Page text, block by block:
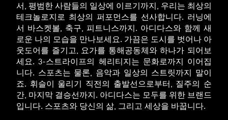
서, 평범한 사람들의 일상에 이르기까지, 우리는 최상의
테크놀로지로 최상의 퍼포먼스를 선사합니다. 러닝에
서 바스켓볼, 축구, 피트니스까지. 아디다스와 함께 새
로운 나의 모습을 만나보세요. 가끔은 도시를 벗어나 아
웃도어를 즐기고, 요가를 통해공동체와 하나가 되어보
세요. 3-스트라이프의 헤리티지는 문화로까지 이어집
니다. 스포츠는 물론, 음악과 일상의 스트릿까지 말이
죠. 휘슬이 울리기 직전의 출발선으로부터, 질주의 순
간, 마지막 결승선까지. 아디다스는 모두를 위한 브랜드
입니다. 스포츠와 당신의 삶, 그리고 세상을 바꿉니다.